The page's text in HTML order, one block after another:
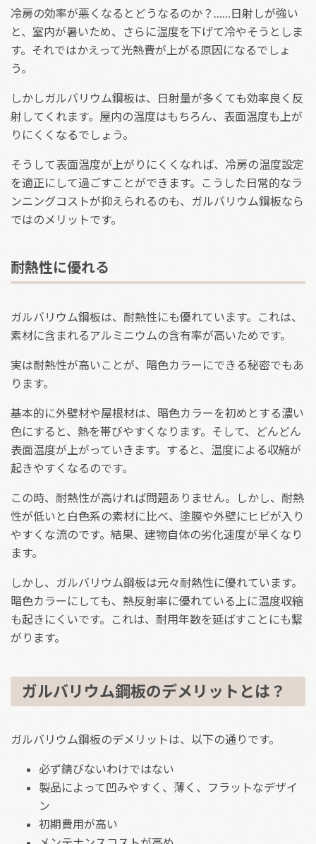
冷房の効率が悪くなるとどうなるのか？……日射しが強い
と、室内が暑いため、さらに温度を下げて冷やそうとしま
す。それではかえって光熱費が上がる原因になるでしょ
う。
しかしガルバリウム鋼板は、日射量が多くても効率良く反
射してくれます。屋内の温度はもちろん、表面温度も上が
りにくくなるでしょう。
そうして表面温度が上がりにくくなれば、冷房の温度設定
を適正にして過ごすことができます。こうした日常的なラ
ンニングコストが抑えられるのも、ガルバリウム鋼板なら
ではのメリットです。
耐熱性に優れる
ガルバリウム鋼板は、耐熱性にも優れています。これは、
素材に含まれるアルミニウムの含有率が高いためです。
実は耐熱性が高いことが、暗色カラーにできる秘密でもあ
ります。
基本的に外壁材や屋根材は、暗色カラーを初めとする濃い
色にすると、熱を帯びやすくなります。そして、どんどん
表面温度が上がっていきます。すると、温度による収縮が
起きやすくなるのです。
この時、耐熱性が高ければ問題ありません。しかし、耐熱
性が低いと白色系の素材に比べ、塗膜や外壁にヒビが入り
やすくな流のです。結果、建物自体の劣化速度が早くなり
ます。
しかし、ガルバリウム鋼板は元々耐熱性に優れています。
暗色カラーにしても、熱反射率に優れている上に温度収縮
も起きにくいです。これは、耐用年数を延ばすことにも繋
がります。
ガルバリウム鋼板のデメリットとは？
ガルバリウム鋼板のデメリットは、以下の通りです。
必ず錆びないわけではない
製品によって凹みやすく、薄く、フラットなデザイ
ン
初期費用が高い